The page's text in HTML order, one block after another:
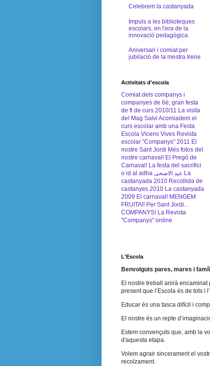
Celebrem la castanyada
Impuls a les biblioteques
escolars, en l'era de la
innovació pedagògica
Aniversari i comiat per
jubilació de la mestra Irene
Activitats d'escola
Comiat dels companys i
companyes de 6è; gran festa
de fi de curs 2010/11 La visita
del Mag Salvi Acomiadem el
curs escolar amb una Festa
Escola Vicens Vives Revista
escolar "Companys" 2011 El
nostre Sant Jordi Més fotos del
nostre carnaval! El Pregó de
Carnaval! La festa del sacrifici
La
castanyada 2010 Recollida de
castanyes 2010 La castanyada
2009 El carnaval! MENGEM
FRUITA!! Per Sant Jordi...
COMPANYS! La Revista
"Companys" online
L'Escola
Benvolguts pares, mares i
El nostre treball anirà
present que l’Escola és de tots i
Educar és una tasca difícil i
El nostre és un repte
Estem convençuts que, amb la
d'aquesta etapa.
Volem agrair sincerament el
recolzament.